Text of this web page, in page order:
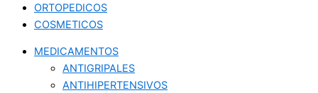
ORTOPEDICOS
COSMETICOS
MEDICAMENTOS
ANTIGRIPALES
ANTIHIPERTENSIVOS